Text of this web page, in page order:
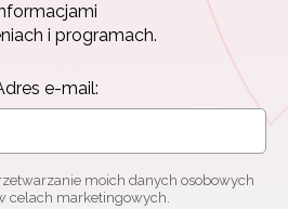
i programach.
e-mail:
moich danych osobowych
celach marketingowych.